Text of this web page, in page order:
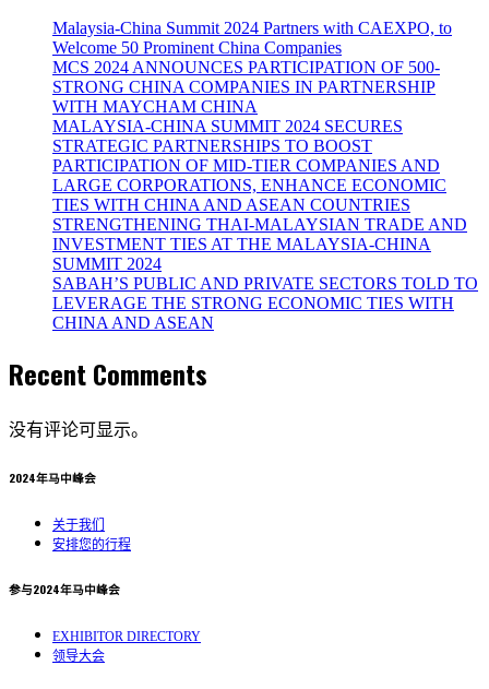
Malaysia-China Summit 2024 Partners with CAEXPO, to
Welcome 50 Prominent China Companies
MCS 2024 ANNOUNCES PARTICIPATION OF 500-
STRONG CHINA COMPANIES IN PARTNERSHIP
WITH MAYCHAM CHINA
MALAYSIA-CHINA SUMMIT 2024 SECURES
STRATEGIC PARTNERSHIPS TO BOOST
PARTICIPATION OF MID-TIER COMPANIES AND
LARGE CORPORATIONS, ENHANCE ECONOMIC
TIES WITH CHINA AND ASEAN COUNTRIES
STRENGTHENING THAI-MALAYSIAN TRADE AND
INVESTMENT TIES AT THE MALAYSIA-CHINA
SUMMIT 2024
SABAH’S PUBLIC AND PRIVATE SECTORS TOLD TO
LEVERAGE THE STRONG ECONOMIC TIES WITH
CHINA AND ASEAN
Recent Comments
没有评论可显示。
2024年马中峰会
关于我们
安排您的行程
参与2024年马中峰会
EXHIBITOR DIRECTORY
领导大会